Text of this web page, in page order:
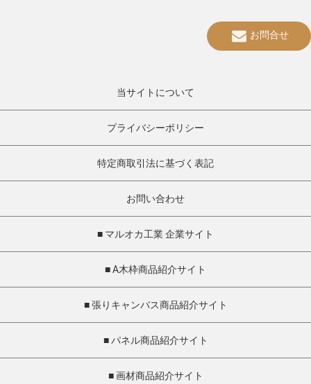
お問合せ
当サイトについて
プライバシーポリシー
特定商取引法に基づく表記
お問い合わせ
■ マルオカ工業 企業サイト
■ A木枠商品紹介サイト
■ 張りキャンバス商品紹介サイト
■ パネル商品紹介サイト
■ 画材商品紹介サイト